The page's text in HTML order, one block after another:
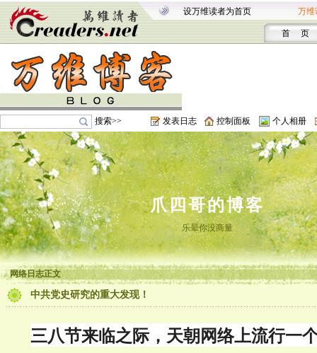
设万维读者为首页 万维
首 页
搜索>> 发表日志 控制面板 个人相册
爪四哥的博客
乐晕你没商量
网络日志正文
中共党史研究的重大发现！
三八节来临之际，天朝网络上流行一